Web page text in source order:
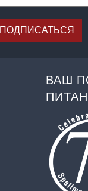
ПОДПИСАТЬСЯ
ВАШ